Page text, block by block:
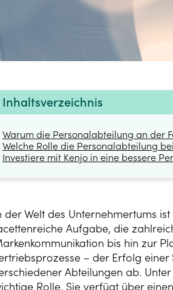
Inhaltsverzeichnis
Warum die Personalabteilung an der
Welche Rolle die Personalabteilung
Investiere mit Kenjo in eine bessere
der Welt des Unternehmertums
Aufgabe, die
bis hin zur
– der Erfolg
Abteilungen ab.
Rolle. Sie verfügt über